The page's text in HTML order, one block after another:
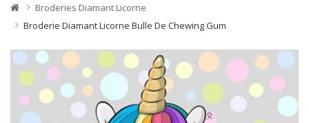
Broderies Diamant Licorne
Broderie Diamant Licorne Bulle De Chewing Gum